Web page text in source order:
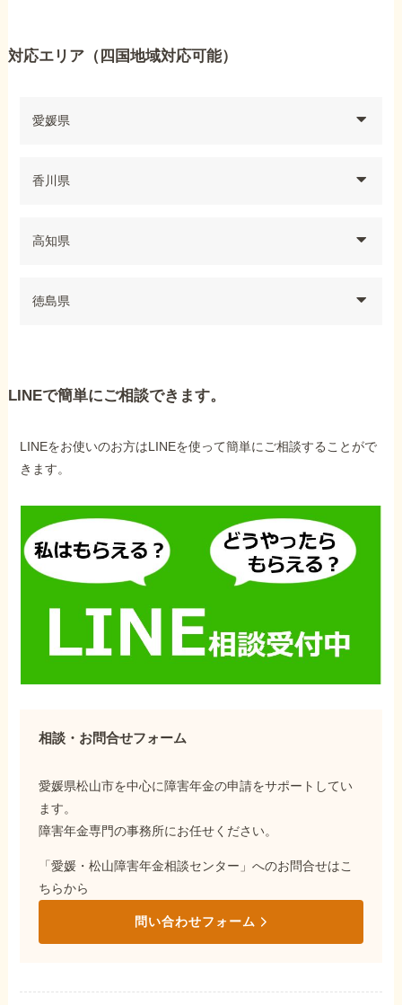
対応エリア（四国地域対応可能）
愛媛県
香川県
高知県
徳島県
LINEで簡単にご相談できます。
LINEをお使いのお方はLINEを使って簡単にご相談することがで
きます。
相談・お問合せフォーム
愛媛県松山市を中心に障害年金の申請をサポートしてい
ます。
障害年金専門の事務所にお任せください。
「愛媛・松山障害年金相談センター」へのお問合せはこ
ちらから
問い合わせフォーム